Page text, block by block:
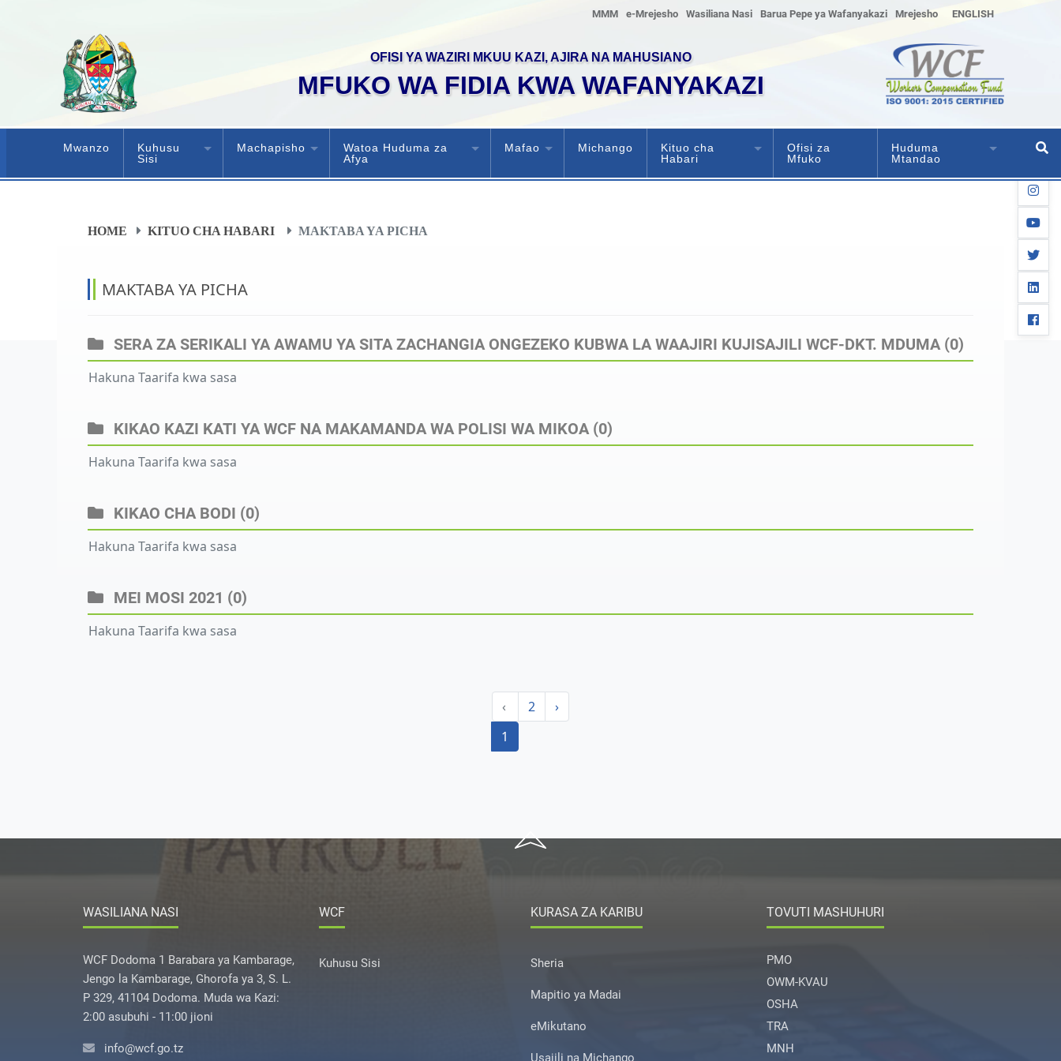
MMM e-Mrejesho Wasiliana Nasi Barua Pepe ya Wafanyakazi Mrejesho ENGLISH
OFISI YA WAZIRI MKUU KAZI, AJIRA NA MAHUSIANO
MFUKO WA FIDIA KWA WAFANYAKAZI
Mwanzo
Kuhusu
Sisi
Machapisho
Watoa Huduma za
Afya
Mafao Michango
Kituo cha
Habari
Ofisi za
Mfuko
Huduma
Mtandao
HOME KITUO CHA HABARI MAKTABA YA PICHA
MAKTABA YA PICHA
SERA ZA SERIKALI YA AWAMU YA SITA ZACHANGIA ONGEZEKO KUBWA LA WAAJIRI KUJISAJILI WCF-DKT. MDUMA (0)
Hakuna Taarifa kwa sasa
KIKAO KAZI KATI YA WCF NA MAKAMANDA WA POLISI WA MIKOA (0)
Hakuna Taarifa kwa sasa
KIKAO CHA BODI (0)
Hakuna Taarifa kwa sasa
MEI MOSI 2021 (0)
Hakuna Taarifa kwa sasa
‹
1
2 ›
twitter
WASILIANA NASI
WCF Dodoma 1 Barabara ya Kambarage,
Jengo la Kambarage, Ghorofa ya 3, S. L.
P 329, 41104 Dodoma. Muda wa Kazi:
2:00 asubuhi - 11:00 jioni
info@wcf.go.tz
WCF
Kuhusu Sisi
KURASA ZA KARIBU
Sheria
Mapitio ya Madai
eMikutano
Usajili na Michango
TOVUTI MASHUHURI
PMO
OWM-KVAU
OSHA
TRA
MNH